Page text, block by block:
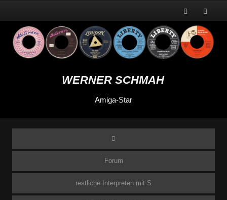
WERNER SCHMAH
Amiga-Star
Forum
restliche Interpreten mit S